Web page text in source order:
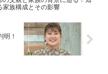
家族構成とその影響
明！